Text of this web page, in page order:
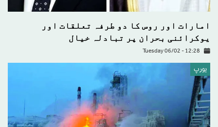
امارات اور روس کا دو طرفہ تعلقات اور
یوکرائنی بحران پر تبادلہ خیال
Tuesday 06/02 - 12:28
يورپ